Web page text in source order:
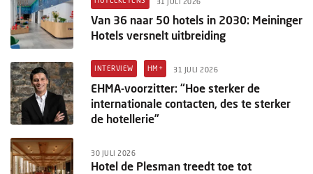
Van 36 naar 50 hotels in 2030: Meininger
Hotels versnelt uitbreiding
INTERVIEW HM+ 31 JULI 2026
EHMA-voorzitter: “Hoe sterker de
internationale contacten, des te sterker
de hotellerie”
30 JULI 2026
Hotel de Plesman treedt toe tot